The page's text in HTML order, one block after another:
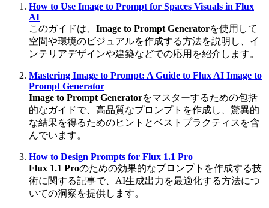
How to Use Image to Prompt for Spaces Visuals in Flux
AI
このガイドは、 Image to Prompt Generatorを使用して
空間や環境のビジュアルを作成する方法を説明し、イ
ンテリアデザインや建築などでの応用を紹介します。
Mastering Image to Prompt: A Guide to Flux AI Image to
Prompt Generator
Image to Prompt Generatorをマスターするための包括
的なガイドで、高品質なプロンプトを作成し、驚異的
な結果を得るためのヒントとベストプラクティスを含
んでいます。
How to Design Prompts for Flux 1.1 Pro
Flux 1.1 Proのための効果的なプロンプトを作成する技
術に関する記事で、AI生成出力を最適化する方法につ
いての洞察を提供します。